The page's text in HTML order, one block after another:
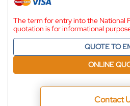
The term for entry into the National
quotation is for informational
QUOTE TO
ONLINE
Contact